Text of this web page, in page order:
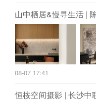
山中栖居&慢寻生活 |
08-07 17:41
恒桉空间摄影 | 长沙中